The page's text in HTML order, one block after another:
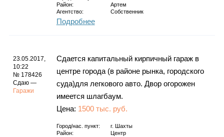
Район:
Артем
Агентство:
Собственник
Подробнее
23.05.2017,
10:22
№ 178426
Сдаю —
Гаражи
Сдается капитальный кирпичный гараж в
центре города (в районе рынка, городского
суда)для легкового авто. Двор огорожен
имеется шлагбаум.
Цена: 1500 тыс. руб.
Город/нас. пункт: г.
Шахты
Район:
Центр